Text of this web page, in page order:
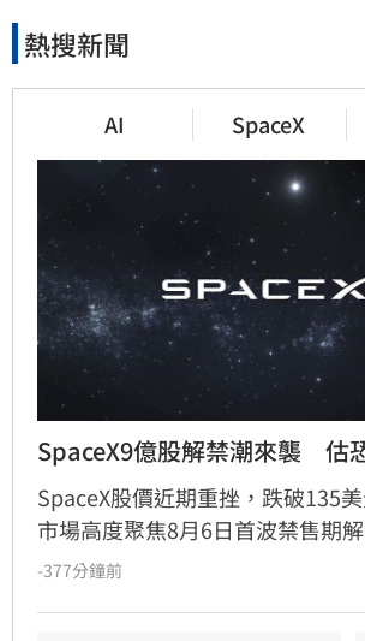
熱搜新聞
AI SpaceX
SpaceX9億股解禁潮來襲　估
SpaceX股價近期重挫，跌破135美
市場高度聚焦8月6日首波禁售期
預計將釋放約9.12億股，使公開流
-377分鐘前